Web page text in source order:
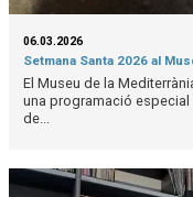
06.03.2026
Setmana Santa 2026 al
El Museu de la
una programació especial
de...